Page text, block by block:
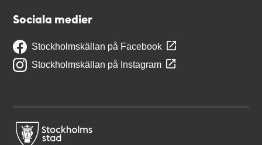
Sociala medier
Stockholmskällan på Facebook
Stockholmskällan på Instagram